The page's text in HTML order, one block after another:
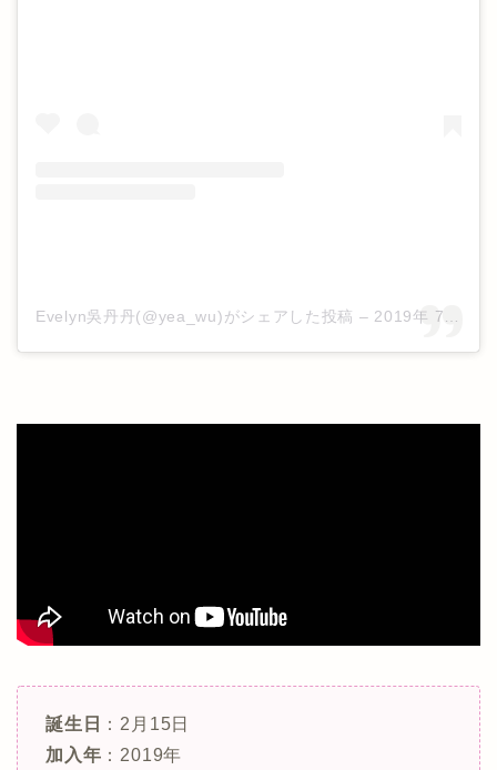
Evelyn吳丹丹(@yea_wu)がシェアした投稿 – 2019年 7月月30日午後5時48分PDT
誕生日
：2月15日
加入年 ：2019年